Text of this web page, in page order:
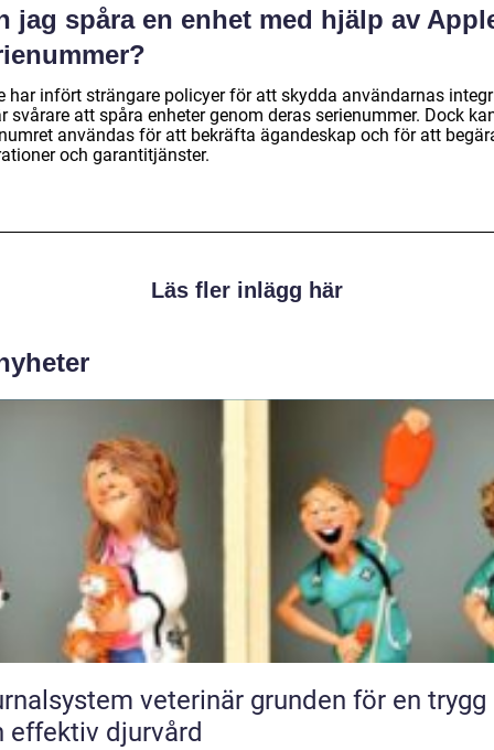
jag spåra en enhet med hjälp av
har infört strängare policyer för att skydda användarnas
svårare att spåra enheter genom deras serienummer. Dock
användas för att bekräfta ägandeskap och för att
och garantitjänster.
Läs fler inlägg här
veterinär grunden för en trygg
effektiv djurvård